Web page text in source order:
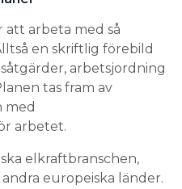
elkraftbranschen,
europeiska länder.
verksamhet i Holland
säger Reijo
ska förbättra
MAN JOBBAR MED